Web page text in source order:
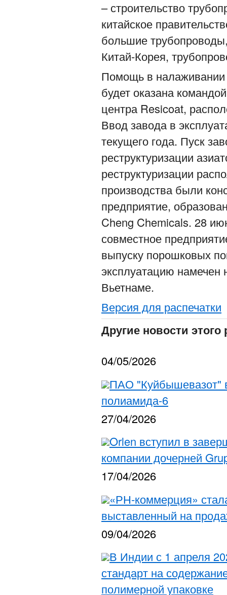
– строительство
китайское
большие
Китай-Корея,
Помощь в налаживании
будет оказана
центра Resicoat,
Ввод завода в
текущего года. Пуск
реструктуризации
реструктуризации
производства были
предприятие,
Cheng Chemicals. 28
совместное
выпуску порошковых
эксплуатацию намечен
Вьетнаме.
Версия для распечатки
Другие новости этого
04/05/2026
ПАО "Куйбышевазот"
полиамида-6
27/04/2026
Orlen вступил в
компании дочерней
17/04/2026
«РН-коммерция»
выставленный на
09/04/2026
В Индии с 1 апреля
стандарт на
полимерной упаковке